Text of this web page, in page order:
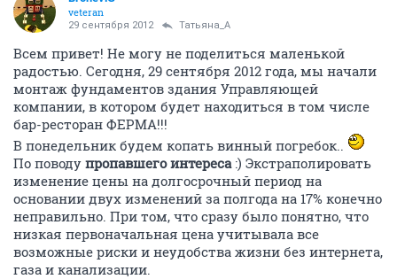
veteran
29 сентября 2012 Татьяна_А
Всем привет! Не могу не поделиться маленькой
радостью. Сегодня, 29 сентября 2012 года, мы начали
монтаж фундаментов здания Управляющей
компании, в котором будет находиться в том числе
бар-ресторан ФЕРМА!!!
В понедельник будем копать винный погребок..
По поводу пропавшего интереса :) Экстраполировать
изменение цены на долгосрочный период на
основании двух изменений за полгода на 17% конечно
неправильно. При том, что сразу было понятно, что
низкая первоначальная цена учитывала все
возможные риски и неудобства жизни без интернета,
газа и канализации.